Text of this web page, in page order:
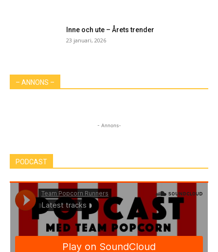
Inne och ute – Årets trender
23 januari, 2026
– ANNONS –
- Annons-
PODCAST